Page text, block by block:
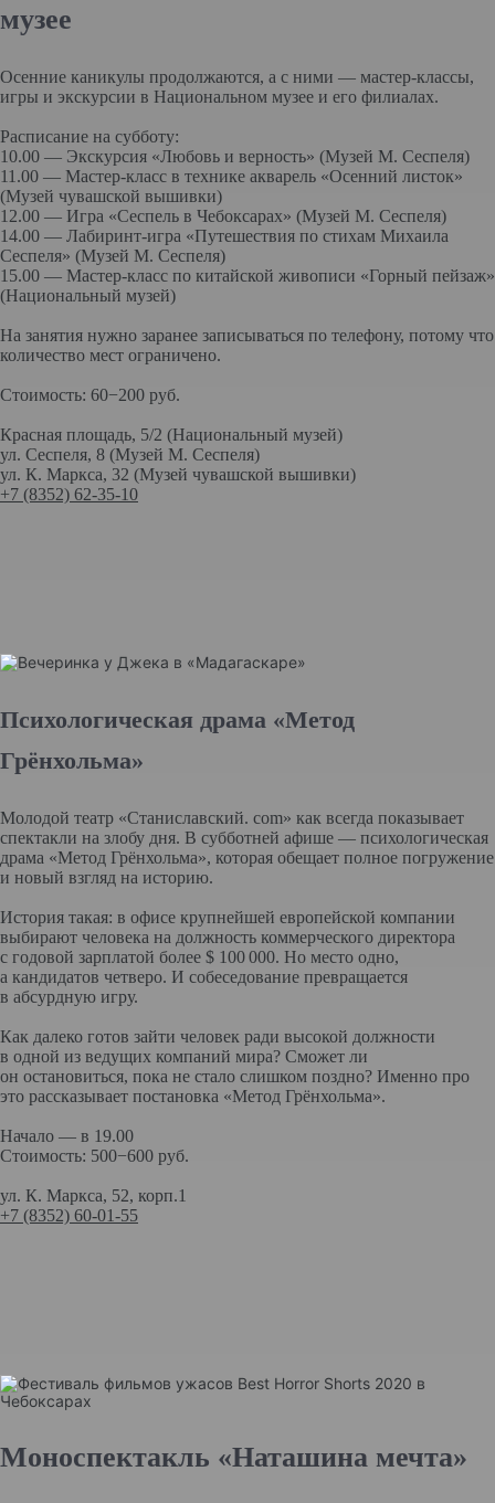
музее
Осенние каникулы продолжаются, а с ними — мастер-классы,
игры и экскурсии в Национальном музее и его филиалах.
Расписание на субботу:
10.00 — Экскурсия «Любовь и верность» (Музей М. Сеспеля)
11.00 — Мастер-класс в технике акварель «Осенний листок»
(Музей чувашской вышивки)
12.00 — Игра «Сеспель в Чебоксарах» (Музей М. Сеспеля)
14.00 — Лабиринт-игра «Путешествия по стихам Михаила
Сеспеля» (Музей М. Сеспеля)
15.00 — Мастер-класс по китайской живописи «Горный пейзаж»
(Национальный музей)
На занятия нужно заранее записываться по телефону, потому что
количество мест ограничено.
Стоимость: 60−200 руб.
Красная площадь, 5/2 (Национальный музей)
ул. Сеспеля, 8 (Музей М. Сеспеля)
ул. К. Маркса, 32 (Музей чувашской вышивки)
+7 (8352) 62-35-10
Психологическая драма «Метод
Грёнхольма»
Молодой театр «Станиславский. com» как всегда показывает
спектакли на злобу дня. В субботней афише — психологическая
драма «Метод Грёнхольма», которая обещает полное погружение
и новый взгляд на историю.
История такая: в офисе крупнейшей европейской компании
выбирают человека на должность коммерческого директора
с годовой зарплатой более $ 100 000. Но место одно,
а кандидатов четверо. И собеседование превращается
в абсурдную игру.
Как далеко готов зайти человек ради высокой должности
в одной из ведущих компаний мира? Сможет ли
он остановиться, пока не стало слишком поздно? Именно про
это рассказывает постановка «Метод Грёнхольма».
Начало — в 19.00
Стоимость: 500−600 руб.
ул. К. Маркса, 52, корп.1
+7 (8352) 60-01-55
Моноспектакль «Наташина мечта»